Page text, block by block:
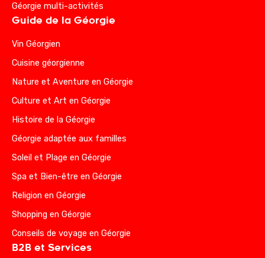
Géorgie multi-activités
Guide de la Géorgie
Vin Géorgien
Cuisine géorgienne
Nature et Aventure en Géorgie
Culture et Art en Géorgie
Histoire de la Géorgie
Géorgie adaptée aux familles
Soleil et Plage en Géorgie
Spa et Bien-être en Géorgie
Religion en Géorgie
Shopping en Géorgie
Conseils de voyage en Géorgie
B2B et Services